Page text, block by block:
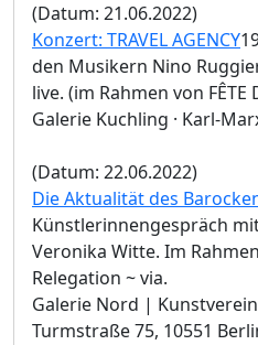
(Datum: 21.06.2022)
Konzert: TRAVEL AGENCY
den Musikern Nino
live. (im Rahmen von FÊTE
Galerie Kuchling · Karl-
(Datum: 22.06.2022)
Die Aktualität des
Künstlerinnengespräch
Veronika Witte. Im
Relegation ~ via.
Galerie Nord |
Turmstraße 75, 10551